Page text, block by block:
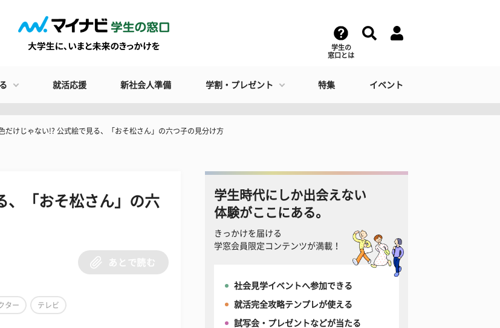
学生の
窓口とは
就活応援 新社会人準備 学割・プレゼント 特集 イベント
だけじゃない!? 公式絵で見る、「おそ松さん」の六つ子の見分け方
、「おそ松さん」の六
あとで読む
ター テレビ
学生時代にしか出会えない
体験がここにある。
きっかけを届ける
学窓会員限定コンテンツが満載！
社会見学イベントへ参加できる
就活完全攻略テンプレが使える
試写会・プレゼントなどが当たる